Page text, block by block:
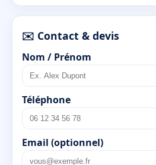
✉️ Contact & devis
Nom / Prénom
Téléphone
Email (optionnel)